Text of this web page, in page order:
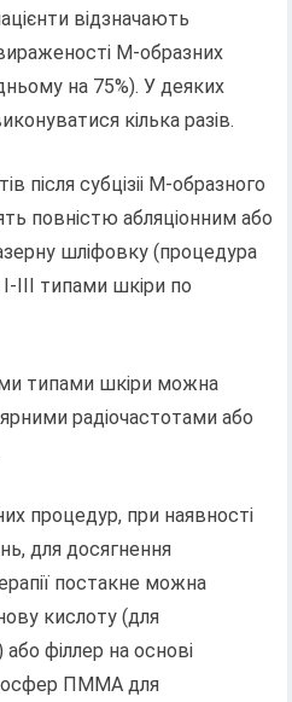
відзначають
М-образних
на 75%). У деяких
кілька разів.
після субцізіі М-образного
повністю абляціонним або
шліфовку (процедура
I-III типами шкіри по
типами шкіри можна
радіочастотами або
процедур, при наявності
для досягнення
постакне можна
кислоту (для
філлер на основі
ПММА для